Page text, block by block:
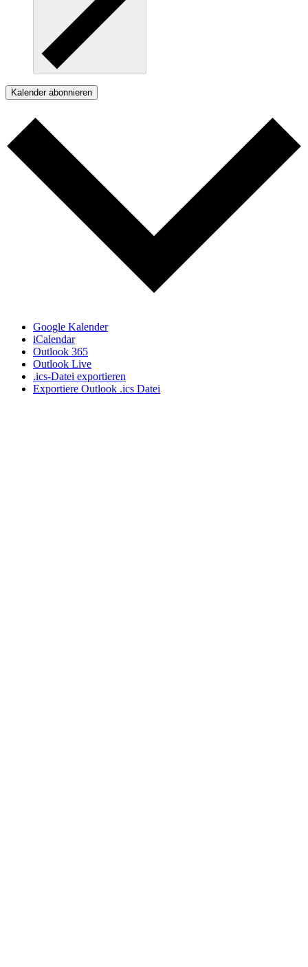
Kalender abonnieren
Google Kalender
iCalendar
Outlook 365
Outlook Live
.ics-Datei exportieren
Exportiere Outlook .ics Datei